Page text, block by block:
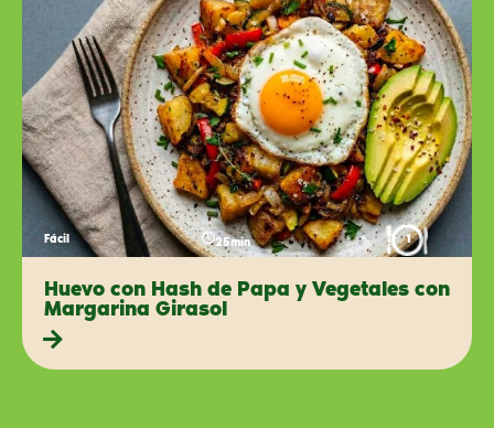
Fácil 25min 1
Huevo con Hash de Papa y Vegetales con
Margarina Girasol